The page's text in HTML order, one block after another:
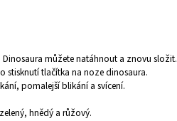
můžete natáhnout a znovu složit.
stisknutí tlačítka na noze dinosaura.
pomalejší blikání a svícení.
hnědý a růžový.